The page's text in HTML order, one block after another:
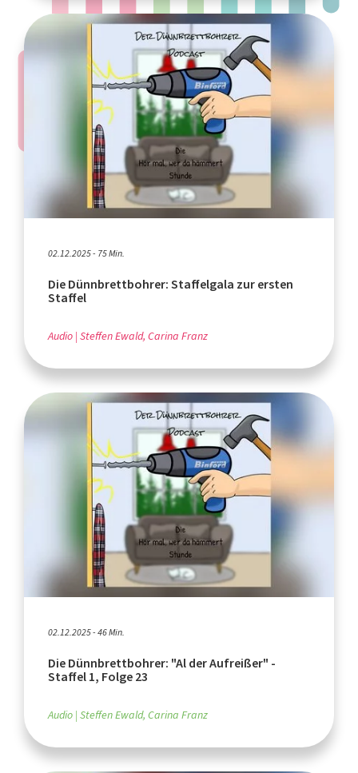
02.12.2025 - 75 Min.
Die Dünnbrettbohrer: Staffelgala zur ersten
Staffel
Audio Steffen Ewald, Carina Franz
02.12.2025 - 46 Min.
Die Dünnbrettbohrer: "Al der Aufreißer" -
Staffel 1, Folge 23
Audio Steffen Ewald, Carina Franz